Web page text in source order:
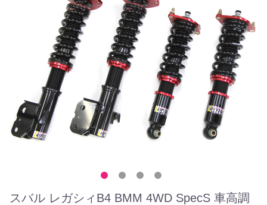
スバル レガシィB4 BMM 4WD SpecS 車高調